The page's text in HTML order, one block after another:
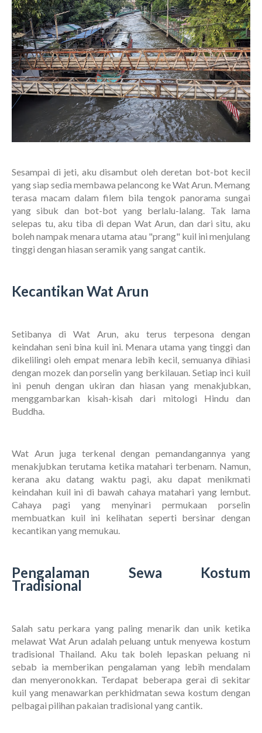
Sesampai di jeti, aku disambut oleh deretan bot-bot kecil
yang siap sedia membawa pelancong ke Wat Arun. Memang
terasa macam dalam filem bila tengok panorama sungai
yang sibuk dan bot-bot yang berlalu-lalang. Tak lama
selepas tu, aku tiba di depan Wat Arun, dan dari situ, aku
boleh nampak menara utama atau "prang" kuil ini menjulang
tinggi dengan hiasan seramik yang sangat cantik.
Kecantikan Wat Arun
Setibanya di Wat Arun, aku terus terpesona dengan
keindahan seni bina kuil ini. Menara utama yang tinggi dan
dikelilingi oleh empat menara lebih kecil, semuanya dihiasi
dengan mozek dan porselin yang berkilauan. Setiap inci kuil
ini penuh dengan ukiran dan hiasan yang menakjubkan,
menggambarkan kisah-kisah dari mitologi Hindu dan
Buddha.
Wat Arun juga terkenal dengan pemandangannya yang
menakjubkan terutama ketika matahari terbenam. Namun,
kerana aku datang waktu pagi, aku dapat menikmati
keindahan kuil ini di bawah cahaya matahari yang lembut.
Cahaya pagi yang menyinari permukaan porselin
membuatkan kuil ini kelihatan seperti bersinar dengan
kecantikan yang memukau.
Pengalaman Sewa Kostum
Tradisional
Salah satu perkara yang paling menarik dan unik ketika
melawat Wat Arun adalah peluang untuk menyewa kostum
tradisional Thailand. Aku tak boleh lepaskan peluang ni
sebab ia memberikan pengalaman yang lebih mendalam
dan menyeronokkan. Terdapat beberapa gerai di sekitar
kuil yang menawarkan perkhidmatan sewa kostum dengan
pelbagai pilihan pakaian tradisional yang cantik.